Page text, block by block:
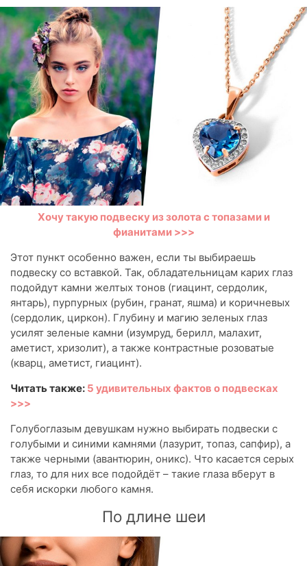
Хочу такую подвеску из золота с топазами и
фианитами >>>
Этот пункт особенно важен, если ты выбираешь
подвеску со вставкой. Так, обладательницам карих глаз
подойдут камни желтых тонов (гиацинт, сердолик,
янтарь), пурпурных (рубин, гранат, яшма) и коричневых
(сердолик, циркон). Глубину и магию зеленых глаз
усилят зеленые камни (изумруд, берилл, малахит,
аметист, хризолит), а также контрастные розоватые
(кварц, аметист, гиацинт).
Читать также: 5 удивительных фактов о подвесках
>>>
Голубоглазым девушкам нужно выбирать подвески с
голубыми и синими камнями (лазурит, топаз, сапфир), а
также черными (авантюрин, оникс). Что касается серых
глаз, то для них все подойдёт – такие глаза вберут в
себя искорки любого камня.
По длине шеи